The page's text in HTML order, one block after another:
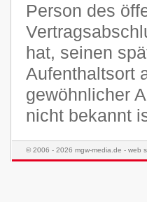
Person des
hat, seinen
Aufenthaltsort
gewöhnlicher
nicht bekannt
© 2006 - 2026 mgw-media.de - web